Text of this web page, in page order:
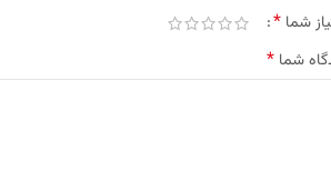
شما *
شما *